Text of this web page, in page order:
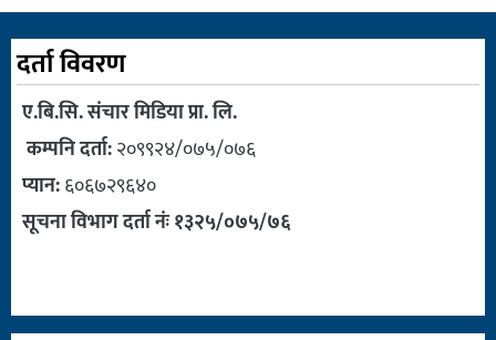
दर्ता विवरण
ए.बि.सि. संचार मिडिया प्रा. लि.
कम्पनि दर्ता:२०९९२४/०७५/०७६
प्यान:६०६७२९६४०
सूचना विभाग दर्ता नंः १३२५/०७५/७६